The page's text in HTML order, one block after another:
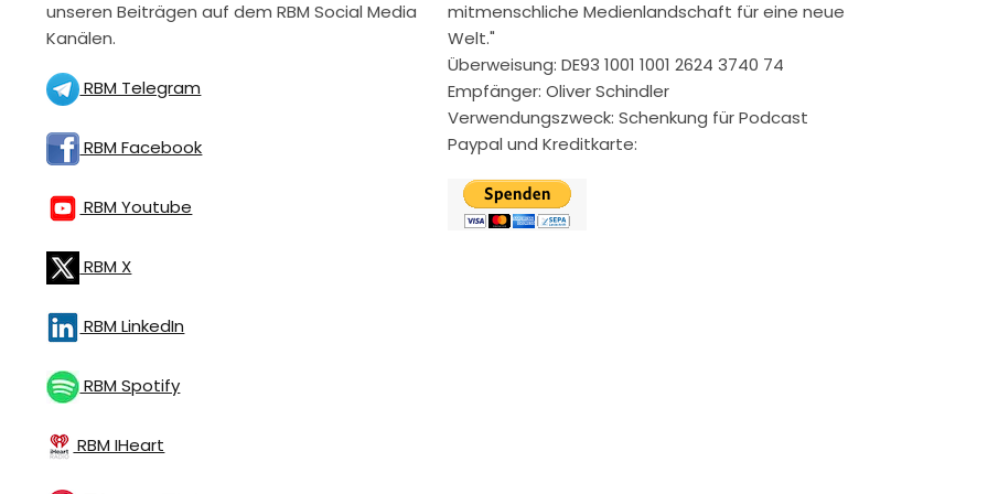
unseren Beiträgen auf dem RBM Social Media
Kanälen.
RBM Telegram
RBM Facebook
RBM Youtube
RBM X
RBM LinkedIn
RBM Spotify
RBM IHeart
mitmenschliche Medienlandschaft für eine neue
Welt."
Überweisung: DE93 1001 1001 2624 3740 74
Empfänger: Oliver Schindler
Verwendungszweck: Schenkung für Podcast
Paypal und Kreditkarte: